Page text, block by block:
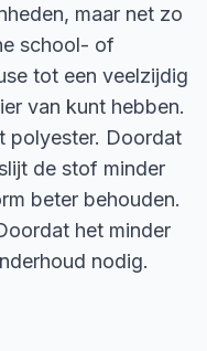
maar net zo
school- of
tot een veelzijdig
van kunt hebben.
polyester. Doordat
de stof minder
beter behouden.
het minder
nodig.